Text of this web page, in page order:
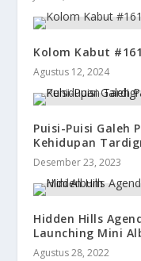
Kolom Kabut
Agustus 12, 2024
Puisi-Puisi Galeh
Kehidupan
Desember 23, 2023
Hidden Hills
Launching Mini
Agustus 28, 2022